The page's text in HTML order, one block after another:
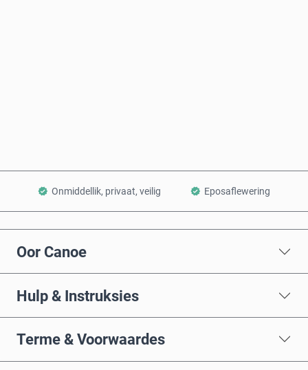
Onmiddellik, privaat, veilig Eposaflewering
Oor Canoe
Hulp & Instruksies
Terme & Voorwaardes